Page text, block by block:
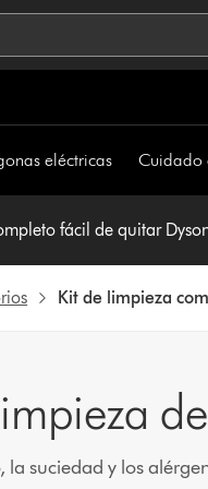
eléctricas Cuidado
fácil de quitar
Kit de limpieza
la suciedad y los